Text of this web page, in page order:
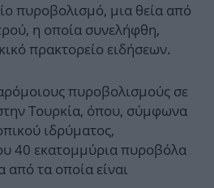
πυροβολισμό, μια θεία από
η οποία συνελήφθη,
πρακτορείο ειδήσεων.
πυροβολισμούς σε
Τουρκία, όπου, σύμφωνα
ιδρύματος,
40 εκατομμύρια πυροβόλα
από τα οποία είναι